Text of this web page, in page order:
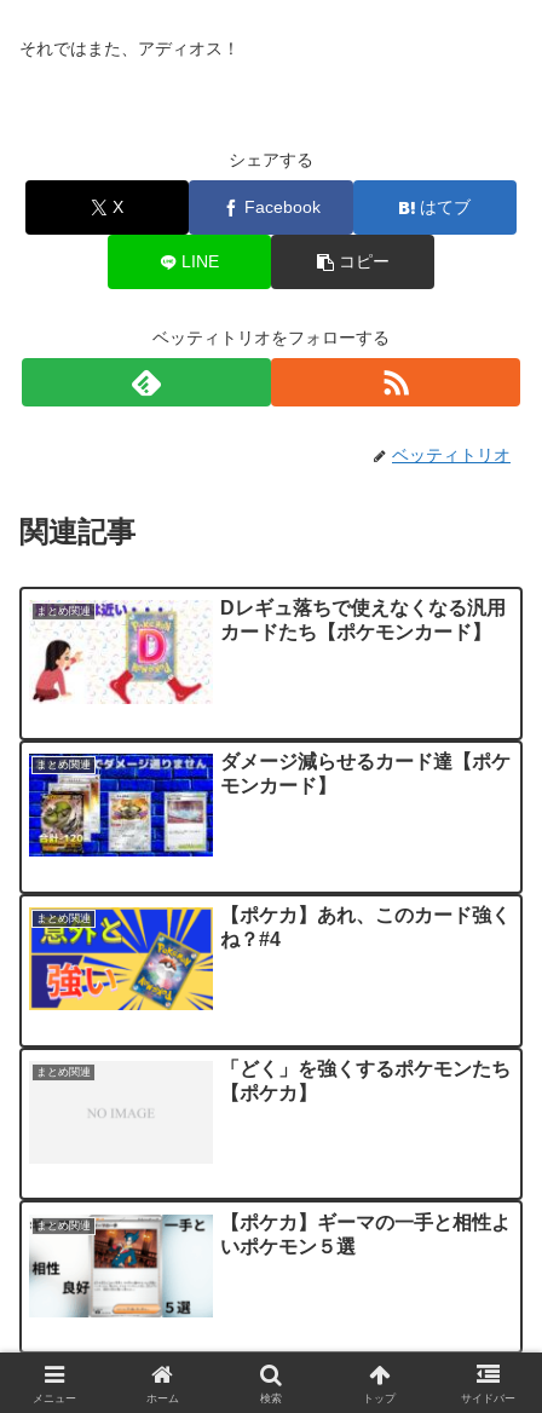
それではまた、アディオス！
シェアする
X Facebook はてブ
LINE コピー
ベッティトリオをフォローする
ベッティトリオ
関連記事
まとめ関連
Dレギュ落ちで使えなくなる汎用
カードたち【ポケモンカード】
まとめ関連
ダメージ減らせるカード達【ポケ
モンカード】
まとめ関連
【ポケカ】あれ、このカード強く
ね？#4
まとめ関連
「どく」を強くするポケモンたち
【ポケカ】
まとめ関連
【ポケカ】ギーマの一手と相性よ
いポケモン５選
まとめ関連
【ポケカ】ジムプロモ第10弾が
ヤバい件について
メニュー ホーム 検索 トップ サイドバー